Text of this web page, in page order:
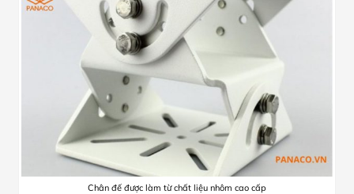
Chân đế được làm từ chất liệu nhôm cao cấp